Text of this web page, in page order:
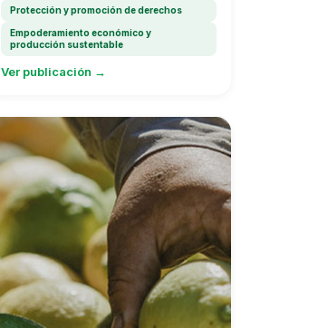
Protección y promoción de derechos
Empoderamiento económico y
producción sustentable
Ver publicación →